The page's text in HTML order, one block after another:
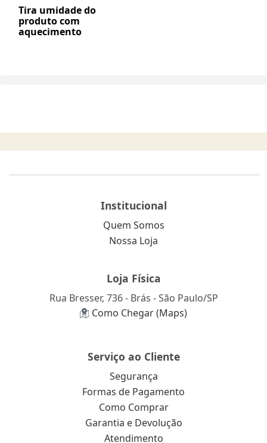
Tira umidade do
produto com
aquecimento
Institucional
Quem Somos
Nossa Loja
Loja Física
Rua Bresser, 736 - Brás - São Paulo/SP
Como Chegar (Maps)
Serviço ao Cliente
Segurança
Formas de Pagamento
Como Comprar
Garantia e Devolução
Atendimento